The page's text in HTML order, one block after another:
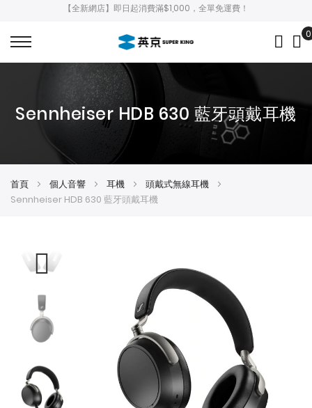
【全新網店】即日起消費滿$1,000，全單免運費！
0
Sennheiser HDB 630 藍牙頭戴耳機
首頁 個人音響 耳機
頭戴式無線耳機
Sennheiser HDB 630 藍牙頭戴耳機
gallery
beginning
gallery